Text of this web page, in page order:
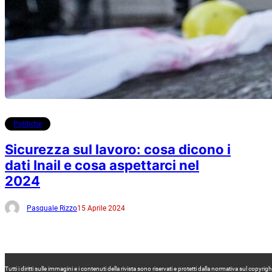
Politiche
Sicurezza sul lavoro: cosa dicono i
dati Inail e cosa aspettarci nel
2024
Pasquale Rizzo15 Aprile 2024
Tutti i diritti sulle immagini e i contenuti della rivista sono riservati e protetti dalla normativa sul